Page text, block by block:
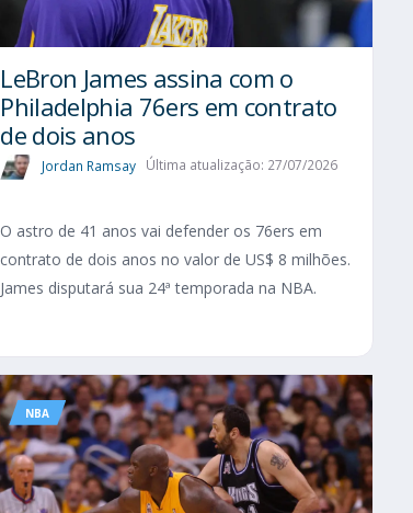
LeBron James assina com o
Philadelphia 76ers em contrato
de dois anos
Jordan Ramsay Última atualização: 27/07/2026
O astro de 41 anos vai defender os 76ers em
contrato de dois anos no valor de US$ 8 milhões.
James disputará sua 24ª temporada na NBA.
NBA